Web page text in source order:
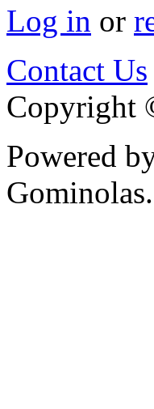
Log in or
Contact Us
Copyright
Powered
Gominolas.